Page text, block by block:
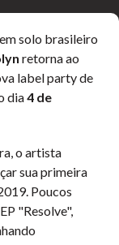
solo brasileiro
retorna ao
label party de
dia4 de
o artista
sua primeira
Poucos
"Resolve",